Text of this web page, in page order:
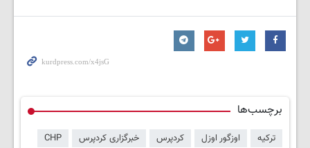
برچسب‌ها
ترکیه اوزگور اوزل کردپرس خبرگزاری کردپرس CHP